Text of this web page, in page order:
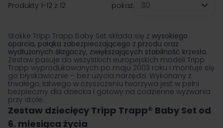
Produkty 1-12 z 12
pokaż:
Stokke Tripp Trapp Baby Set składa się z wysokiego
oparcia, pałąka zabezpieczającego z przodu oraz
wydłużonych ślizgaczy, zwiększających stabilność krzesła.
Zestaw pasuje do wszystkich europejskich modeli Tripp
Trapp wyprodukowanych po maju 2003 roku i montuje się
go błyskawicznie – bez użycia narzędzi. Wykonany z
trwałego, łatwego w czyszczeniu tworzywa jest w pełni
bezpieczny dla dziecka i gotowy na codzienne wyzwania
przy stole.
Zestaw dziecięcy Tripp Trapp® Baby Set od
6. miesiąca życia